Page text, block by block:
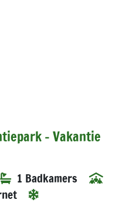
- Vakantie
1 Badkamers